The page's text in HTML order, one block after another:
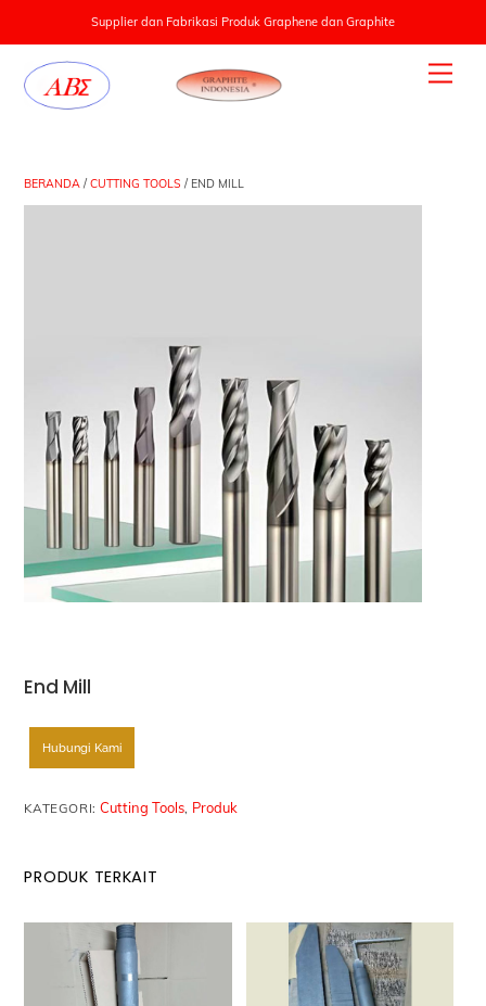
Supplier dan Fabrikasi Produk Graphene dan Graphite
content
BERANDA /CUTTING TOOLS / END MILL
End Mill
Hubungi Kami
KATEGORI:Cutting Tools, Produk
PRODUK TERKAIT